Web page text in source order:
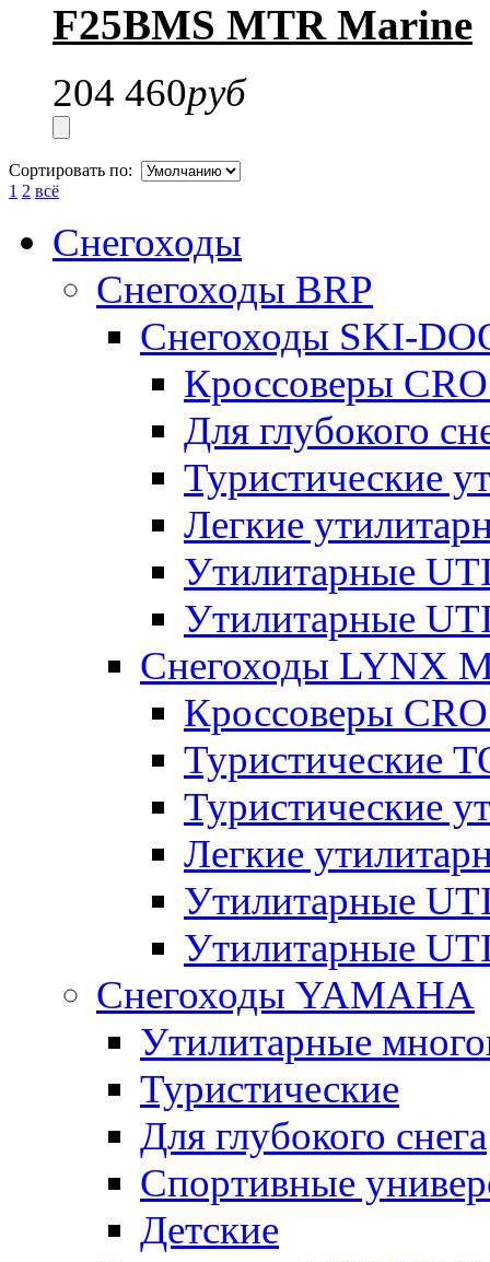
F25BMS MTR Marine
204 460руб
Сортировать по:
1 2 всё
Снегоходы
Снегоходы BRP
Снегоходы SKI-
Кроссоверы
Для глубокого
Туристические
Легкие
Утилитарные
Утилитарные
Снегоходы LYNX
Кроссоверы
Туристические
Туристические
Легкие
Утилитарные
Утилитарные
Снегоходы YAMAHA
Утилитарные
Туристические
Для глубокого снега
Спортивные
Детские